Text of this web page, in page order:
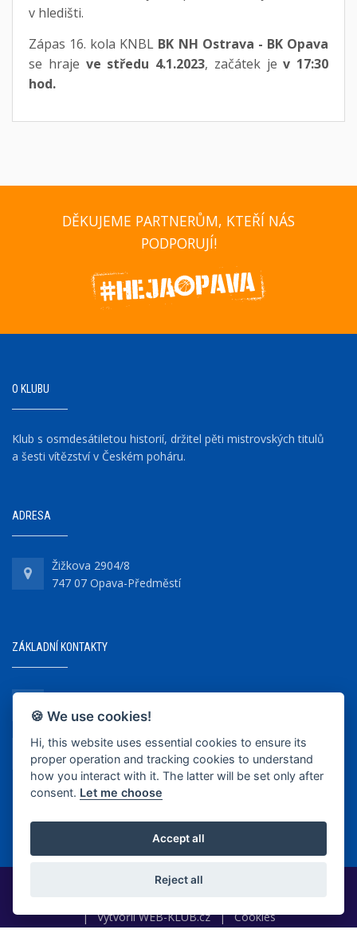
v hledišti.
Zápas 16. kola KNBL BK NH Ostrava - BK Opava
se hraje ve středu 4.1.2023, začátek jev 17:30
hod.
DĚKUJEME PARTNERŮM, KTEŘÍ NÁS
PODPORUJÍ!
O KLUBU
Klub s osmdesátiletou historií, držitel pěti mistrovských titulů
a šesti vítězství v Českém poháru.
ADRESA
Žižkova 2904/8
747 07 Opava-Předměstí
ZÁKLADNÍ KONTAKTY
+420 737 218 679
info@bkopava.cz
www.bkopava.cz
| VytvořilWEB-KLUB.cz | Cookies
🍪 We use cookies!
Hi, this website uses essential cookies to ensure its
proper operation and tracking cookies to understand
how you interact with it. The latter will be set only after
consent. Let me choose
Accept all
Reject all